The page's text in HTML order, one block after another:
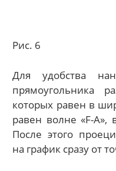
Рис. 6
Для удобства
прямоугольника
которых равен в
равен волне «F-А»,
После этого
на график сразу от